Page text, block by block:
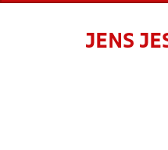
JENS